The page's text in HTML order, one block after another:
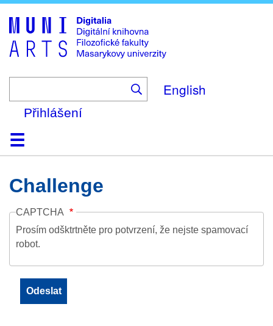
to
main
content
English
Přihlášení
DomůKolekce
Prohlížení
Vyhledávání
O platformě
Nápověda
KontaktDigitalia
Challenge
CAPTCHA
Prosím odšktrtněte pro potvrzení, že nejste spamovací
robot.